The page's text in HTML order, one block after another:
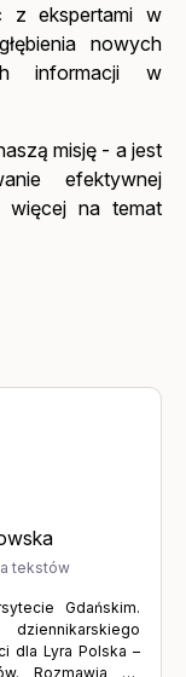
z ekspertami w
nowych
informacji w
misję - a jest
efektywnej
więcej na temat
tekstów
Gdańskim.
dla Lyra Polska –
Rozmawia ze